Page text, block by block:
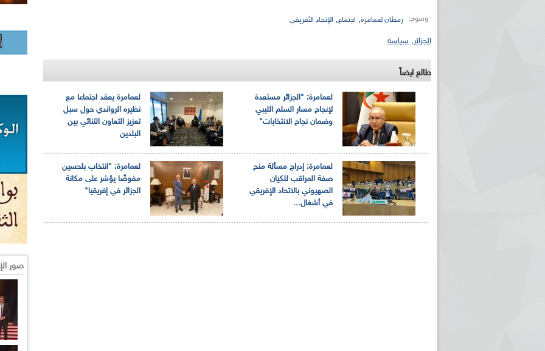
وسوم: رمطان لعمامرة, اجتماع, الإتحاد الأفريقي
الجزائر, سياسة
طالع ايضاً
لعمامرة يعقد اجتماعا مع
نظيره الرواندي حول سبل
تعزيز التعاون الثنائي بين
البلدين
لعمامرة: "الجزائر مستعدة
لإنجاح مسار السلم الليبي
وضمان نجاح الانتخابات"
لعمامرة: "انتخاب بلحسين
مفوضًا يؤشر على مكانة
الجزائر في إفريقيا"
لعمامرة: إدراج مسألة منح
صفة المراقب للكيان
الصهيوني بالاتحاد الإفريقي
في أشغال...
صور